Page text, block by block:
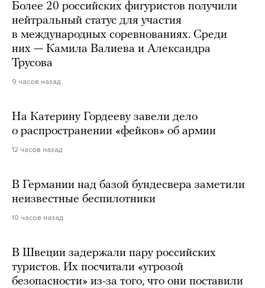
Более 20 российских фигуристов получили
нейтральный статус для участия
в международных соревнованиях. Среди
них — Камила Валиева и Александра
Трусова
9 часов назад
На Катерину Гордееву завели дело
о распространении «фейков» об армии
12 часов назад
В Германии над базой бундесвера заметили
неизвестные беспилотники
10 часов назад
В Швеции задержали пару российских
туристов. Их посчитали «угрозой
безопасности» из-за того, что они поставили